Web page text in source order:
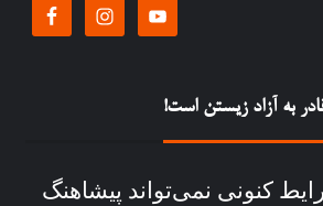
به آزاد زیستن است!
کنونی نمی‌تواند پيشاهنگ